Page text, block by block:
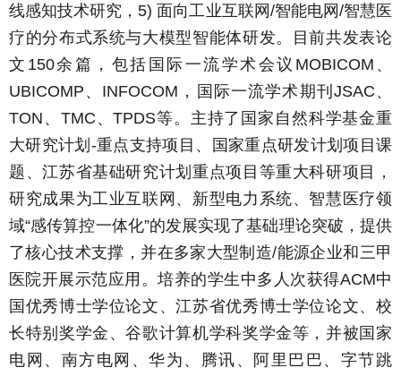
线感知技术研究，5) 面向工业互联网/智能电网/智慧医
疗的分布式系统与大模型智能体研发。目前共发表论
文150余篇，包括国际一流学术会议MOBICOM、
UBICOMP、INFOCOM，国际一流学术期刊JSAC、
TON、TMC、TPDS等。主持了国家自然科学基金重
大研究计划-重点支持项目、国家重点研发计划项目课
题、江苏省基础研究计划重点项目等重大科研项目，
研究成果为工业互联网、新型电力系统、智慧医疗领
域“感传算控一体化”的发展实现了基础理论突破，提供
了核心技术支撑，并在多家大型制造/能源企业和三甲
医院开展示范应用。培养的学生中多人次获得ACM中
国优秀博士学位论文、江苏省优秀博士学位论文、校
长特别奖学金、谷歌计算机学科奖学金等，并被国家
电网、南方电网、华为、腾讯、阿里巴巴、字节跳